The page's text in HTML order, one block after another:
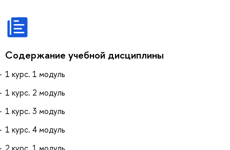
Содержание учебной дисциплины
1 курс. 1 модуль
1 курс. 2 модуль
1 курс. 3 модуль
1 курс. 4 модуль